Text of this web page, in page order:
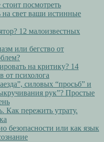
посмотреть
свет ваши истинные
12 малоизвестных
или бегство от
на критику? 14
от психолога
силовых “просьб” и
рук”? Простые
пережить утрату.
безопасности или как язык